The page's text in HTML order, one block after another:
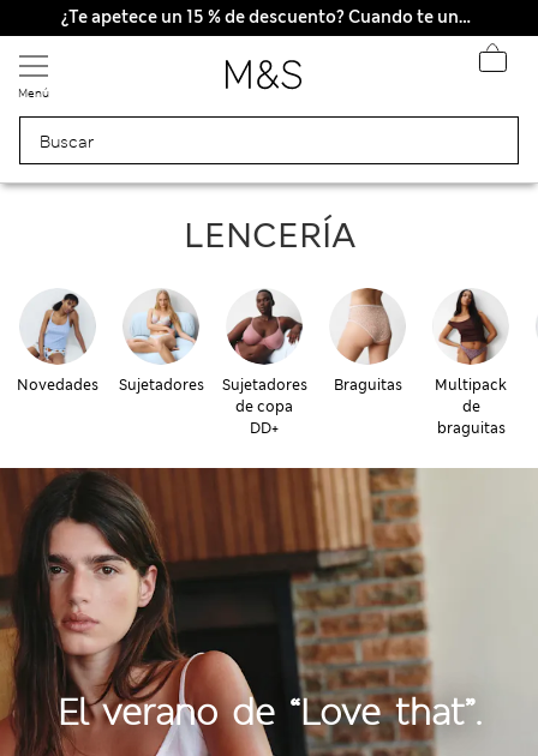
¿Te apetece un 15 % de descuento? Cuando te unas a Sparks, conseguirás eso y otras recompensas exclusivas
Nos hacemos cargo de todos los impuestos
Menú
Lencería
LENCERÍA
Novedades Sujetadores
Sujetadores
de copa
DD+
Braguitas
Multipack
de
braguitas
El verano de “Love that”.